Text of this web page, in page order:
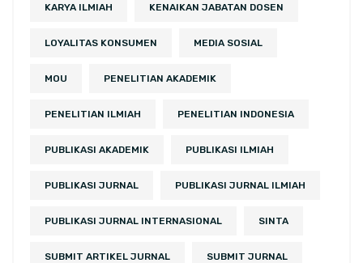
KARYA ILMIAH KENAIKAN JABATAN DOSEN
LOYALITAS KONSUMEN MEDIA SOSIAL
MOU PENELITIAN AKADEMIK
PENELITIAN ILMIAH PENELITIAN INDONESIA
PUBLIKASI AKADEMIK PUBLIKASI ILMIAH
PUBLIKASI JURNAL PUBLIKASI JURNAL ILMIAH
PUBLIKASI JURNAL INTERNASIONAL SINTA
SUBMIT ARTIKEL JURNAL SUBMIT JURNAL